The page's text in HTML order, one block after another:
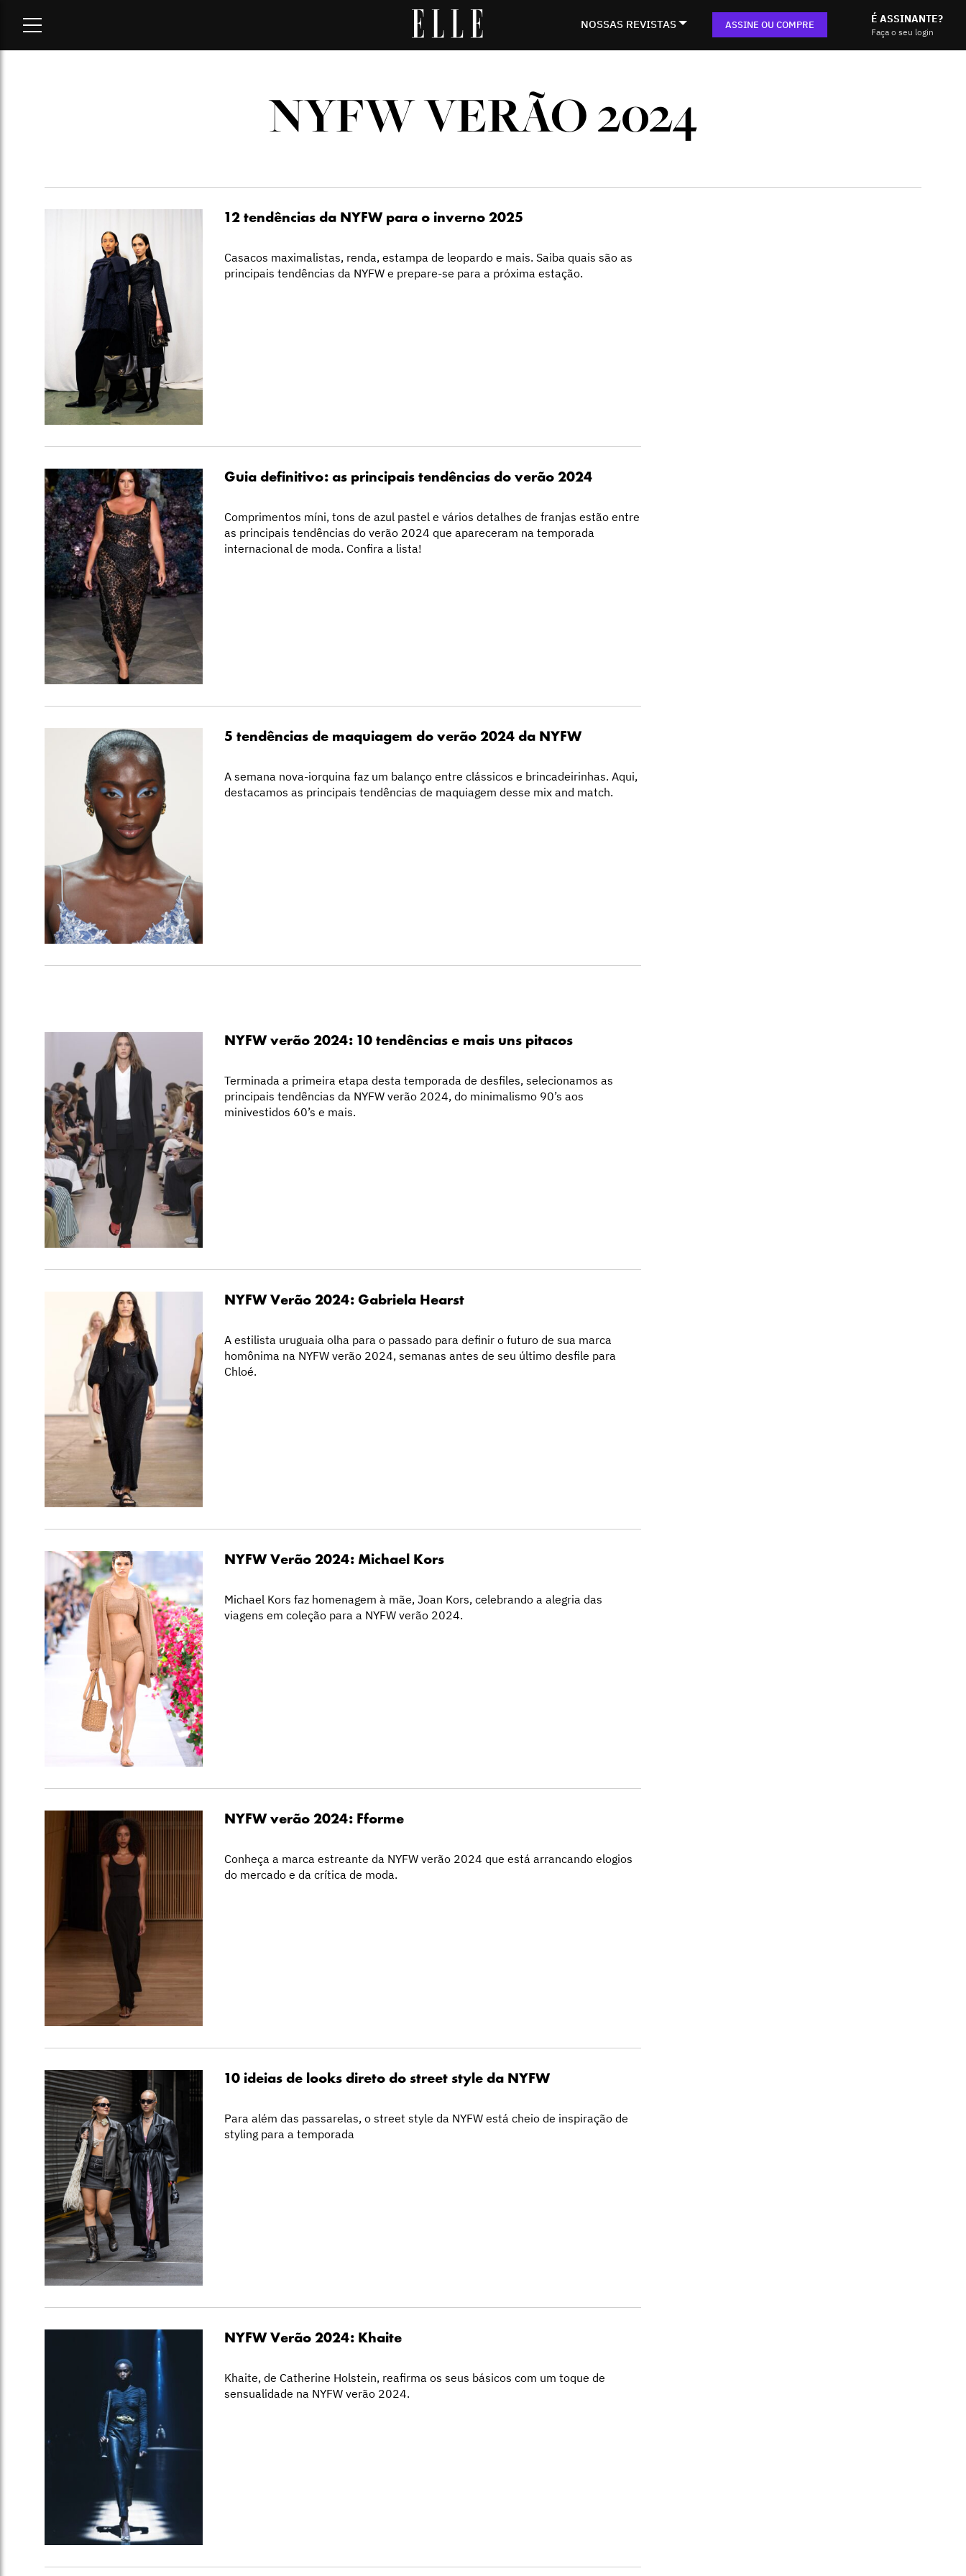
NOSSAS REVISTAS ASSINE OU COMPRE É ASSINANTE?
Faça o seu login
NYFW VERÃO 2024
12 tendências da NYFW para o inverno 2025
Casacos maximalistas, renda, estampa de leopardo e mais. Saiba quais são as
principais tendências da NYFW e prepare-se para a próxima estação.
Guia definitivo: as principais tendências do verão 2024
Comprimentos míni, tons de azul pastel e vários detalhes de franjas estão entre
as principais tendências do verão 2024 que apareceram na temporada
internacional de moda. Confira a lista!
5 tendências de maquiagem do verão 2024 da NYFW
A semana nova-iorquina faz um balanço entre clássicos e brincadeirinhas. Aqui,
destacamos as principais tendências de maquiagem desse mix and match.
NYFW verão 2024: 10 tendências e mais uns pitacos
Terminada a primeira etapa desta temporada de desfiles, selecionamos as
principais tendências da NYFW verão 2024, do minimalismo 90’s aos
minivestidos 60’s e mais.
NYFW Verão 2024: Gabriela Hearst
A estilista uruguaia olha para o passado para definir o futuro de sua marca
homônima na NYFW verão 2024, semanas antes de seu último desfile para
Chloé.
NYFW Verão 2024: Michael Kors
Michael Kors faz homenagem à mãe, Joan Kors, celebrando a alegria das
viagens em coleção para a NYFW verão 2024.
NYFW verão 2024: Fforme
Conheça a marca estreante da NYFW verão 2024 que está arrancando elogios
do mercado e da crítica de moda.
10 ideias de looks direto do street style da NYFW
Para além das passarelas, o street style da NYFW está cheio de inspiração de
styling para a temporada
NYFW Verão 2024: Khaite
Khaite, de Catherine Holstein, reafirma os seus básicos com um toque de
sensualidade na NYFW verão 2024.